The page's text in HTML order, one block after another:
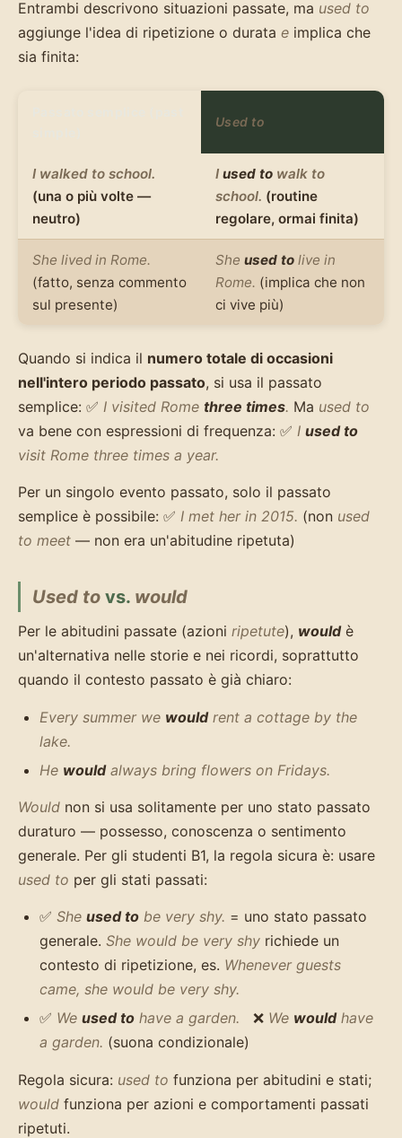
Entrambi descrivono situazioni passate, ma used to
aggiunge l'idea di ripetizione o durata e implica che
sia finita:
Used to
I walked to school.
(una o più volte —
neutro)
I used to walk to
school. (routine
regolare, ormai finita)
She lived in Rome.
(fatto, senza commento
sul presente)
She used to live in
Rome. (implica che non
ci vive più)
Quando si indica il numero totale di occasioni
nell'intero periodo passato, si usa il passato
semplice: ✅ I visited Rome three times. Ma used to
va bene con espressioni di frequenza: ✅ I used to
visit Rome three times a year.
Per un singolo evento passato, solo il passato
semplice è possibile: ✅ I met her in 2015. (non used
to meet — non era un'abitudine ripetuta)
Used tovs. would
Per le abitudini passate (azioni ripetute), wouldè
un'alternativa nelle storie e nei ricordi, soprattutto
quando il contesto passato è già chiaro:
Every summer we wouldrent a cottage by the
lake.
He wouldalways bring flowers on Fridays.
Would non si usa solitamente per uno stato passato
duraturo — possesso, conoscenza o sentimento
generale. Per gli studenti B1, la regola sicura è: usare
used to per gli stati passati:
✅ She used to be very shy. = uno stato passato
generale. She would be very shy richiede un
contesto di ripetizione, es. Whenever guests
came, she would be very shy.
✅ We used to have a garden. ❌ We wouldhave
a garden. (suona condizionale)
Regola sicura: used to funziona per abitudini e stati;
would funziona per azioni e comportamenti passati
ripetuti.